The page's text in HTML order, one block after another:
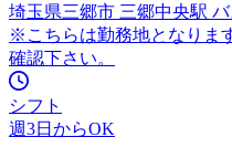
埼玉県三郷市 三郷中央駅 バ
※こちらは勤務地となりま
確認下さい。
シフト
週3日からOK